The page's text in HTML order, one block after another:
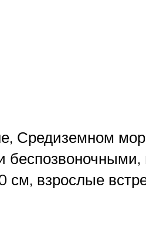
Средиземном
взрослые